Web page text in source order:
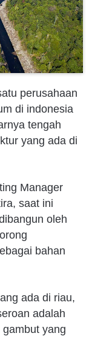
perusahaan
di indonesia
tengah
yang ada di
Manager
saat ini
oleh
bahan
ada di riau,
adalah
yang